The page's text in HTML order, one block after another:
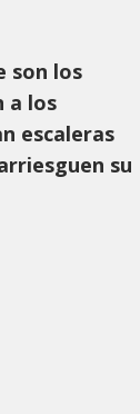
son los
a los
escaleras
su